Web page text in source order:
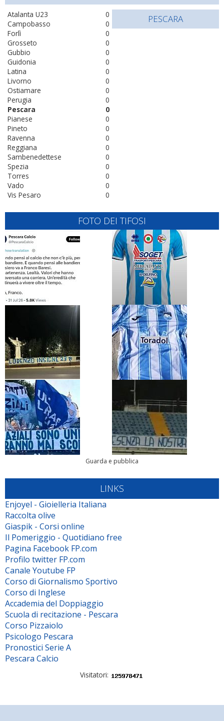
0
Atalanta U23
0
Campobasso
0
Forlì
0
Grosseto
0
Gubbio
0
Guidonia
0
Latina
0
Livorno
0
Ostiamare
0
Perugia
0
Pescara
0
Pianese
0
Pineto
0
Ravenna
0
Reggiana
0
Sambenedettese
0
Spezia
0
Torres
0
Vado
0
Vis Pesaro
PESCARA
FOTO DEI TIFOSI
Guarda e pubblica
LINKS
Enjoyel - Gioielleria Italiana
Raccolta olive
Giaspik - Corsi online
Il Pomeriggio - Quotidiano free
Pagina Facebook FP.com
Profilo twitter FP.com
Canale Youtube FP
Corso di Giornalismo Sportivo
Corso di Inglese
Accademia del Doppiaggio
Scuola di recitazione - Pescara
Corso Pizzaiolo
Psicologo Pescara
Pronostici Serie A
Pescara Calcio
Visitatori: